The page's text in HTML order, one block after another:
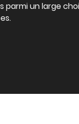
parmi un large